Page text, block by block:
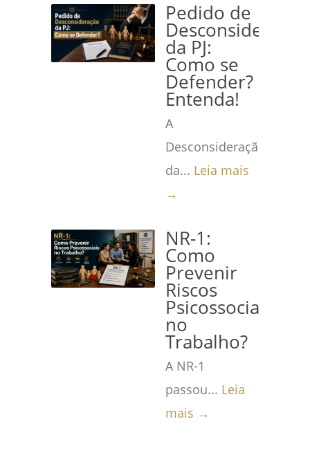
Pedido de
Desconsideração
da PJ:
Como se
Defender?
Entenda!
A
Desconsideração
da... Leia mais
→
NR-1:
Como
Prevenir
Riscos
Psicossociais
no
Trabalho?
A NR-1
passou... Leia
mais →